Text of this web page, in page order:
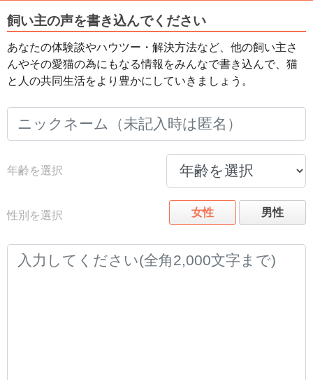
飼い主の声を書き込んでください
あなたの体験談やハウツー・解決方法など、他の飼い主さ
んやその愛猫の為にもなる情報をみんなで書き込んで、猫
と人の共同生活をより豊かにしていきましょう。
年齢を選択
性別を選択 女性 男性